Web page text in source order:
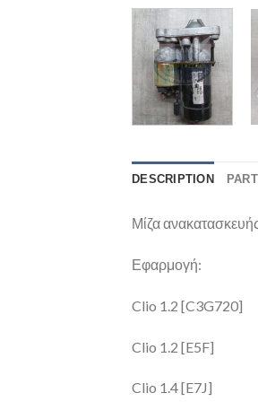
DESCRIPTION
Μίζα
Εφαρμογή:
Clio 1.2 [C3G720]
Clio 1.2 [E5F]
Clio 1.4 [E7J]